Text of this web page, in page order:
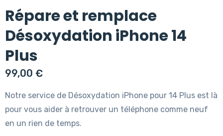
Répare et remplace
Désoxydation iPhone 14
Plus
99,00 €
Notre service de Désoxydation iPhone pour 14 Plus est là
pour vous aider à retrouver un téléphone comme neuf
en un rien de temps.